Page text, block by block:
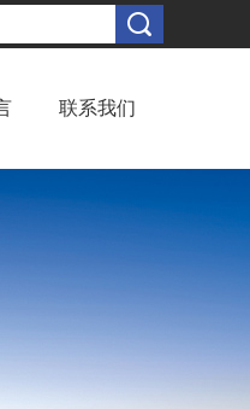
联系我们